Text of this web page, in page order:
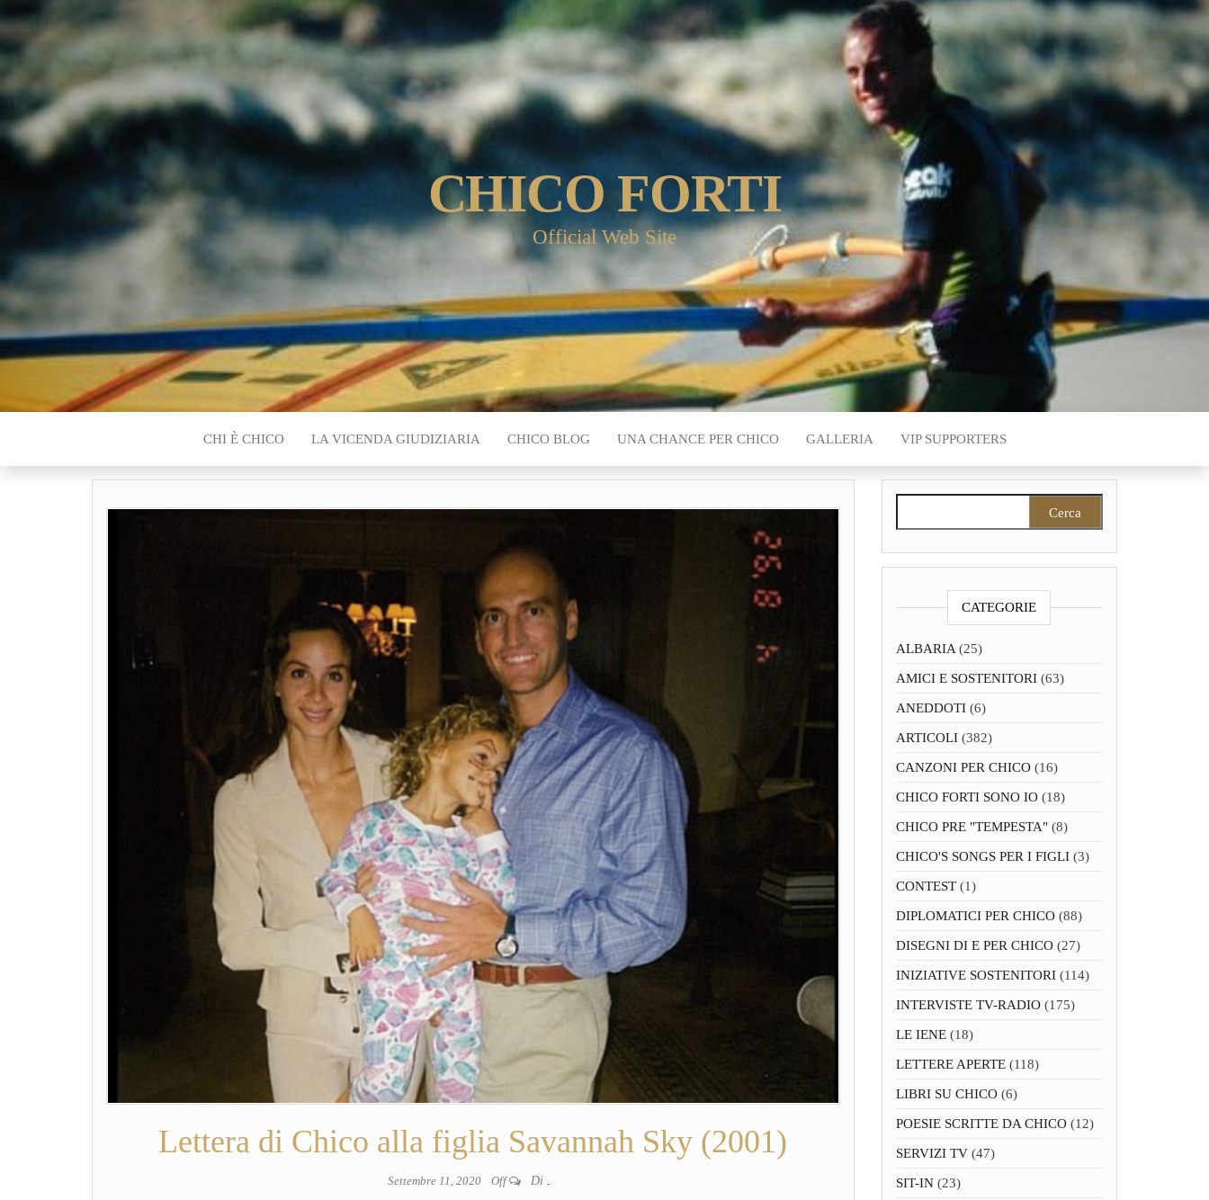
CHICO FORTI
Official Web Site
CHI È CHICO LA VICENDA GIUDIZIARIA CHICO BLOG UNA CHANCE PER CHICO GALLERIA VIP SUPPORTERS
Lettera di Chico alla figlia Savannah Sky (2001)
Settembre 11, 2020 Off Di .
CATEGORIE
ALBARIA(25)
AMICI E SOSTENITORI(63)
ANEDDOTI(6)
ARTICOLI(382)
CANZONI PER CHICO(16)
CHICO FORTI SONO IO(18)
CHICO PRE "TEMPESTA"(8)
CHICO'S SONGS PER I FIGLI(3)
CONTEST(1)
DIPLOMATICI PER CHICO(88)
DISEGNI DI E PER CHICO(27)
INIZIATIVE SOSTENITORI(114)
INTERVISTE TV-RADIO(175)
LE IENE(18)
LETTERE APERTE(118)
LIBRI SU CHICO(6)
POESIE SCRITTE DA CHICO(12)
SERVIZI TV(47)
SIT-IN(23)